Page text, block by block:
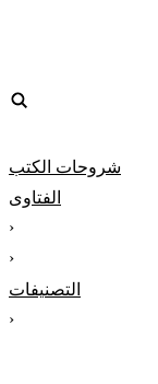
شروحات الكتب
الفتاوى
‹
‹
التصنيفات
‹